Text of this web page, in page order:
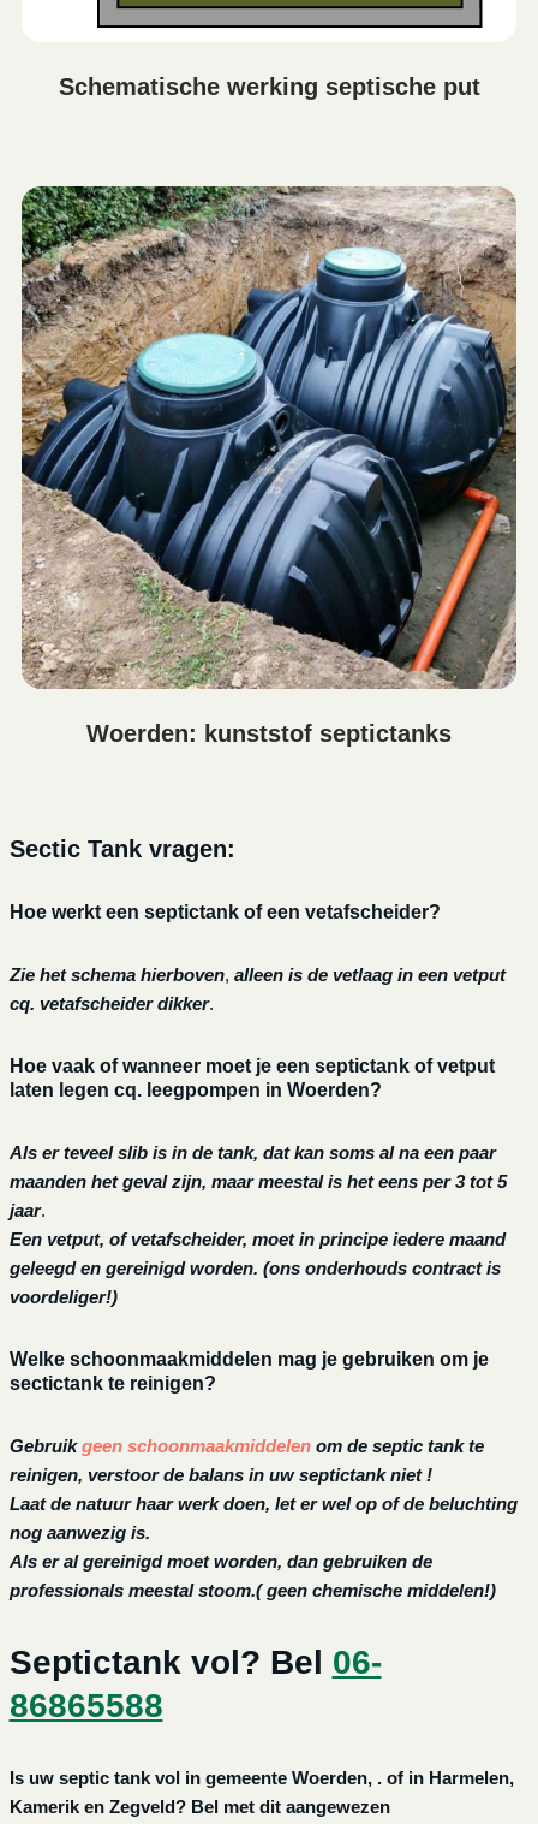
Schematische werking septische put
Woerden: kunststof septictanks
Sectic Tank vragen:
Hoe werkt een septictank of een vetafscheider?
Zie het schema hierboven, alleen is de vetlaag in een vetput
cq. vetafscheider dikker.
Hoe vaak of wanneer moet je een septictank of vetput
laten legen cq. leegpompen in Woerden?
Als er teveel slib is in de tank, dat kan soms al na een paar
maanden het geval zijn, maar meestal is het eens per 3 tot 5
jaar.
Een vetput, of vetafscheider, moet in principe iedere maand
geleegd en gereinigd worden. (ons onderhouds contract is
voordeliger!)
Welke schoonmaakmiddelen mag je gebruiken om je
sectictank te reinigen?
Gebruikgeen schoonmaakmiddelen om de septic tank te
reinigen, verstoor de balans in uw septictank niet !
Laat de natuur haar werk doen, let er wel op of de beluchting
nog aanwezig is.
Als er al gereinigd moet worden, dan gebruiken de
professionals meestal stoom.( geen chemische middelen!)
Septictank vol? Bel 06-
86865588
Is uw septic tank vol in gemeente Woerden, . of in Harmelen,
Kamerik en Zegveld? Bel met dit aangewezen